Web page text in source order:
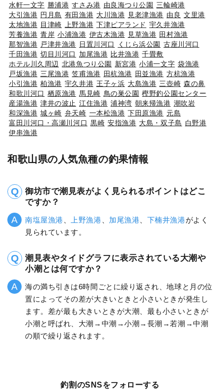
水軒一文字 勝浦港 すさみ港 由良海つり公園 三輪崎港
大引漁港 円月島 有田漁港 大川漁港 見老津漁港 由良 文里港
太地漁港 目津崎 上野漁港 下津ピアランド 宇久井漁港
芳養漁港 青岸 小浦漁港 伊古木漁港 見草漁港 田村漁港
那智漁港 戸津井漁港 日置川河口 くじら浜公園 古座川河口
千田漁港 切目川河口 加尾漁港 比井漁港 千畳敷
ホテル川久周辺
北港魚つり公園 新宮港 小浦一文字 袋漁港
戸坂漁港 三尾漁港 笠甫漁港 田杭漁港 田並漁港 方杭漁港
小引漁港 柏漁港 宇久井港 王子ヶ浜 大島漁港 三壺崎 森の鼻
和歌川河口 栖原漁港 馬見崎 鳥の巣公園 樫野釣公園センター
産湯漁港 津井の波止 江住漁港 浦神湾 朝来帰漁港 潮吹岩
和深漁港 城ヶ崎 弁天崎 一本松漁港 下田原漁港 元島
富田川河口・高瀬川河口 黒崎 安指漁港 大島・双子島 白野港
伊串漁港
和歌山県の人気魚種の釣果情報
御坊市で潮見表がよく見られるポイントはどこ
ですか？
南塩屋漁港 上野漁港 加尾漁港 下楠井漁港がよく
見られています。
潮見表やタイドグラフに表示されている大潮や
小潮とは何ですか？
海の満ち引きは6時間ごとに繰り返され、地球と月の位
置によってその差が大きいときと小さいときが発生し
ます。差が最も大きいときが大潮、最も小さいときが
小潮と呼ばれ、大潮→中潮→小潮→長潮→若潮→中潮
の順で繰り返されます。
釣割のSNSをフォローする